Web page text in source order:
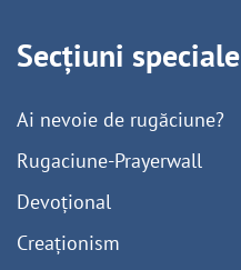
Secțiuni speciale
Ai nevoie de rugăciune?
Rugaciune-Prayerwall
Devoțional
Creaționism